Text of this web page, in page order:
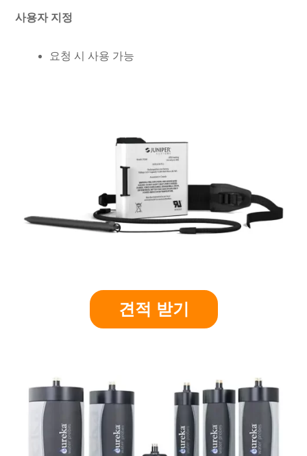
사용자 지정
요청 시 사용 가능
견적 받기